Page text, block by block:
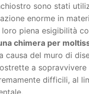
sono stati
enorme in
loro piena esigibilità
chimera per
causa del muro di
a
difficili, al